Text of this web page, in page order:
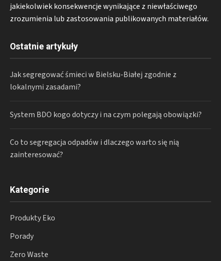
jakiekolwiek konsekwencje wynikające z niewłaściwego
zrozumienia lub zastosowania publikowanych materiałów.
Ostatnie artykuły
Jak segregować śmieci w Bielsku-Białej zgodnie z
lokalnymi zasadami?
System BDO kogo dotyczy i na czym polegają obowiązki?
Co to segregacja odpadów i dlaczego warto się nią
zainteresować?
Kategorie
Produkty Eko
Porady
Zero Waste